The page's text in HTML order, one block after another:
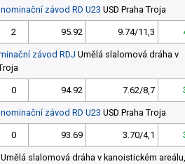
závod RD U23 USD Praha Troja
2 95.92 9.74/11,3
závod RDJ Umělá slalomová dráha v
0 94.92 7.62/8,7
závod RD U23 USD Praha Troja
0 93.69 3.70/4,1
Umělá slalomová dráha v kanoistickém areálu,